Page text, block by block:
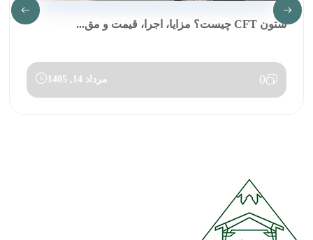
ستون CFT چیست؟ مزایا، اجرا، قیمت و مق...
0 مرداد 14, 1405